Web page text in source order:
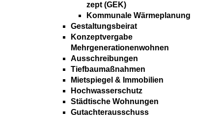
zept (GEK)
Kommunale Wärmeplanung
Gestaltungsbeirat
Konzeptvergabe
Mehrgenerationenwohnen
Ausschreibungen
Tiefbaumaßnahmen
Mietspiegel & Immobilien
Hochwasserschutz
Städtische Wohnungen
Gutachterausschuss